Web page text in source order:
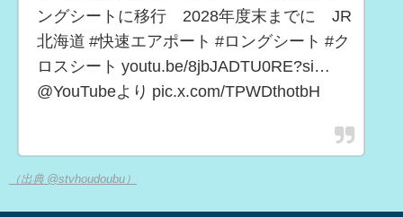
ングシートに移行 2028年度末までに JR
北海道 #快速エアポート #ロングシート #ク
ロスシート youtu.be/8jbJADTU0RE?si…
@YouTubeより pic.x.com/TPWDthotbH
（出典 @stvhoudoubu）